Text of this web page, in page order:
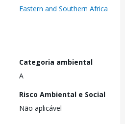
Eastern and Southern Africa
Categoria ambiental
A
Risco Ambiental e Social
Não aplicável